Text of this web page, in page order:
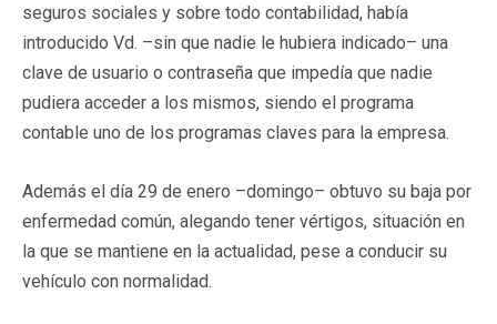
seguros sociales y sobre todo contabilidad, había
introducido Vd. –sin que nadie le hubiera indicado– una
clave de usuario o contraseña que impedía que nadie
pudiera acceder a los mismos, siendo el programa
contable uno de los programas claves para la empresa.
Además el día 29 de enero –domingo– obtuvo su baja por
enfermedad común, alegando tener vértigos, situación en
la que se mantiene en la actualidad, pese a conducir su
vehículo con normalidad.